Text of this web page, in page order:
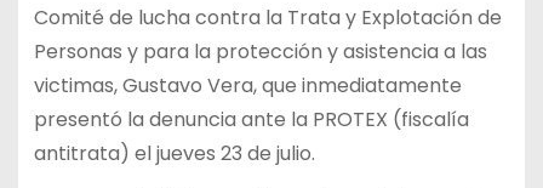
Comité de lucha contra la Trata y Explotación de
Personas y para la protección y asistencia a las
victimas, Gustavo Vera, que inmediatamente
presentó la denuncia ante la PROTEX (fiscalía
antitrata) el jueves 23 de julio.